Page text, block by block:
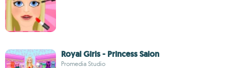
Royal Girls - Princess Salon
Promedia Studio